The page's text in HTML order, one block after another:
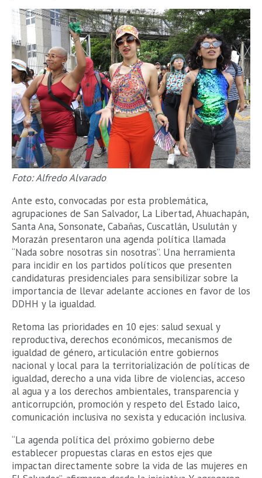
Foto: Alfredo Alvarado
Ante esto, convocadas por esta problemática,
agrupaciones de San Salvador, La Libertad, Ahuachapán,
Santa Ana, Sonsonate, Cabañas, Cuscatlán, Usulután y
Morazán presentaron una agenda política llamada
“Nada sobre nosotras sin nosotras”. Una herramienta
para incidir en los partidos políticos que presenten
candidaturas presidenciales para sensibilizar sobre la
importancia de llevar adelante acciones en favor de los
DDHH y la igualdad.
Retoma las prioridades en 10 ejes: salud sexual y
reproductiva, derechos económicos, mecanismos de
igualdad de género, articulación entre gobiernos
nacional y local para la territorialización de políticas de
igualdad, derecho a una vida libre de violencias, acceso
al agua y a los derechos ambientales, transparencia y
anticorrupción, promoción y respeto del Estado laico,
comunicación inclusiva no sexista y educación inclusiva.
“La agenda política del próximo gobierno debe
establecer propuestas claras en estos ejes que
impactan directamente sobre la vida de las mujeres en